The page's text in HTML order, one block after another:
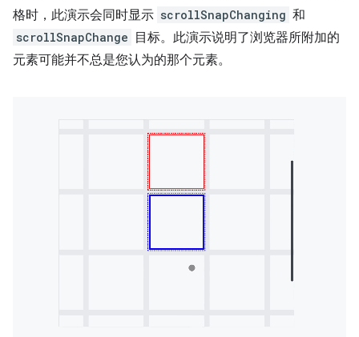
格时，此演示会同时显示 scrollSnapChanging 和
scrollSnapChange 目标。此演示说明了浏览器所附加的
元素可能并不总是您认为的那个元素。